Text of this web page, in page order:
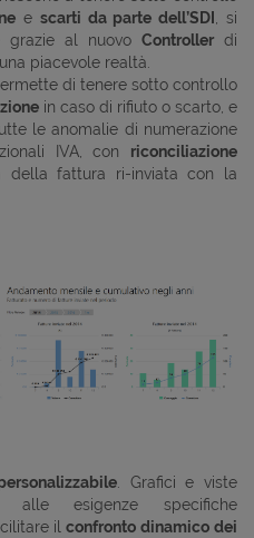
e scarti da parte dell’SDI
, si
al nuovo Controller di
piacevole realtà.
di tenere sotto controllo
in caso di rifiuto o scarto, e
le anomalie di numerazione
IVA, con riconciliazione
della fattura ri-inviata con la
. Grafici e viste
alle esigenze specifiche
ilconfronto dinamico dei